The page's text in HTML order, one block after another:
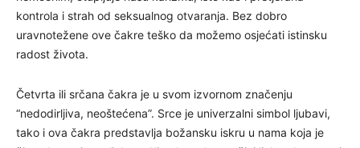
kontrola i strah od seksualnog otvaranja. Bez dobro
uravnotežene ove čakre teško da možemo osjećati istinsku
radost života.
Četvrta ili srčana čakra je u svom izvornom značenju
“nedodirljiva, neoštećena”. Srce je univerzalni simbol ljubavi,
tako i ova čakra predstavlja božansku iskru u nama koja je